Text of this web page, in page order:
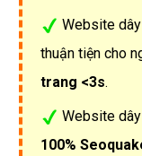
Website
thuận tiện cho
trang <3s.
Website
100%